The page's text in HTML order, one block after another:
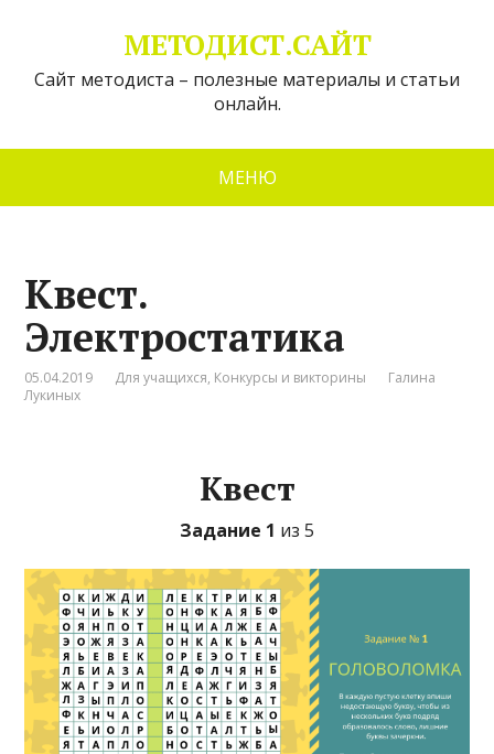
МЕТОДИСТ.САЙТ
Сайт методиста – полезные материалы и статьи
онлайн.
МЕНЮ
Квест.
Электростатика
05.04.2019 Для учащихся, Конкурсы и викторины
Галина
Лукиных
Квест
Задание 1 из 5